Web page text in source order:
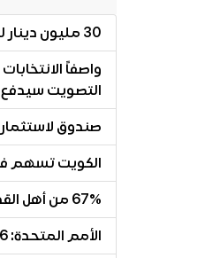
30 مليون دينار لعمان من «الصندوق الكويتي»
واصفاً
التصويت
صندوق
الكويت تسهم في
67٪ من أهل القدس تحت خط الفقر
الأمم المتحدة: 366 مليار دولار و30 ألف قتيل خسائر الكوارث الطبيعية في 2011